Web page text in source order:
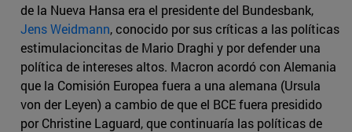
de la Nueva Hansa era el presidente del Bundesbank,
Jens Weidmann, conocido por sus críticas a las políticas
estimulacioncitas de Mario Draghi y por defender una
política de intereses altos. Macron acordó con Alemania
que la Comisión Europea fuera a una alemana (Ursula
von der Leyen) a cambio de que el BCE fuera presidido
por Christine Laguard, que continuaría las políticas de